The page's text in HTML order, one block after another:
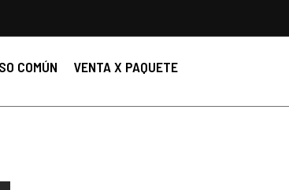
COMÚN VENTA X PAQUETE